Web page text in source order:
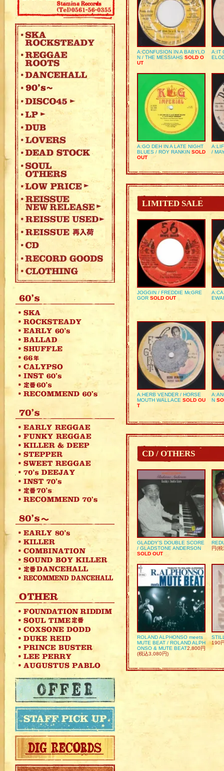
A:CONFUSION IN A BABYLO
N / THE MESSIAHS SOLD O
UT
A:IT
A:GO DEH IN A LATE NIGHT
BLUES / ROY RANKIN SOLD
OUT
/
LIMITED SALE
JOGGIN / FREDDIE McGRE
GOR SOLD OUT
A:HERB VENDER / HORSE
MOUTH WALLACE SOLD OU
T
N
CD / OTHERS
GLADDY’S DOUBLE SCORE
/ GLADSTONE ANDERSON
SOLD OUT
円(
ROLAND ALPHONSO meets
MUTE BEAT / ROLAND ALPH
ONSO & MUTE BEAT2,800円
(税込3,080円)
190